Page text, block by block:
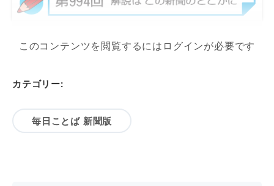
このコンテンツを閲覧するにはログインが必要です
カテゴリー:
毎日ことば 新聞版